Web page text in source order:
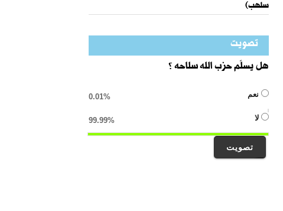
سلهب)
تصويت
هل يسلّم حزب الله سلاحه ؟
نعم 0.01%
لا 99.99%
تصويت